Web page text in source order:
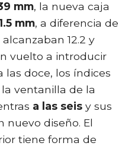
mm, la nueva caja
mm, a diferencia de
12.2 y
vuelto a introducir
las doce, los índices
ventanilla de la
a las seis y sus
nuevo diseño. El
tiene forma de